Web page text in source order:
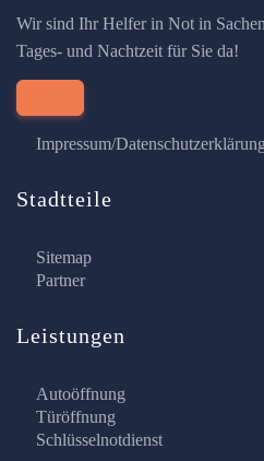
Wir sind Ihr Helfer in Not in
Tages- und Nachtzeit für Sie da!
Impressum/Datenschutzerklärung
Stadtteile
Sitemap
Partner
Leistungen
Autoöffnung
Türöffnung
Schlüsselnotdienst